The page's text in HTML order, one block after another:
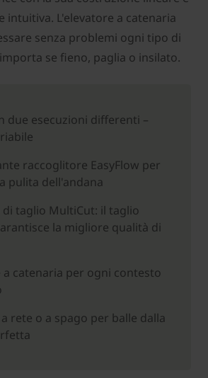
intuitiva. L'elevatore a catenaria
senza problemi ogni tipo di
se fieno, paglia o insilato.
due esecuzioni differenti –
raccoglitore EasyFlow per
pulita dell'andana
taglio MultiCut: il taglio
la migliore qualità di
a catenaria per ogni contesto
rete o a spago per balle dalla